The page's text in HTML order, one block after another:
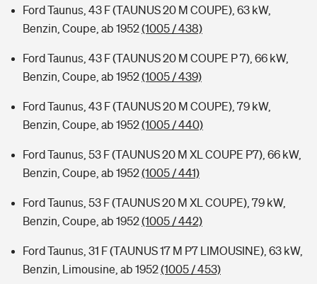
Ford Taunus, 43 F (TAUNUS 20 M COUPE), 63 kW,
Benzin, Coupe, ab 1952(1005 / 438)
Ford Taunus, 43 F (TAUNUS 20 M COUPE P 7), 66 kW,
Benzin, Coupe, ab 1952(1005 / 439)
Ford Taunus, 43 F (TAUNUS 20 M COUPE), 79 kW,
Benzin, Coupe, ab 1952(1005 / 440)
Ford Taunus, 53 F (TAUNUS 20 M XL COUPE P7), 66 kW,
Benzin, Coupe, ab 1952(1005 / 441)
Ford Taunus, 53 F (TAUNUS 20 M XL COUPE), 79 kW,
Benzin, Coupe, ab 1952(1005 / 442)
Ford Taunus, 31 F (TAUNUS 17 M P7 LIMOUSINE), 63 kW,
Benzin, Limousine, ab 1952(1005 / 453)